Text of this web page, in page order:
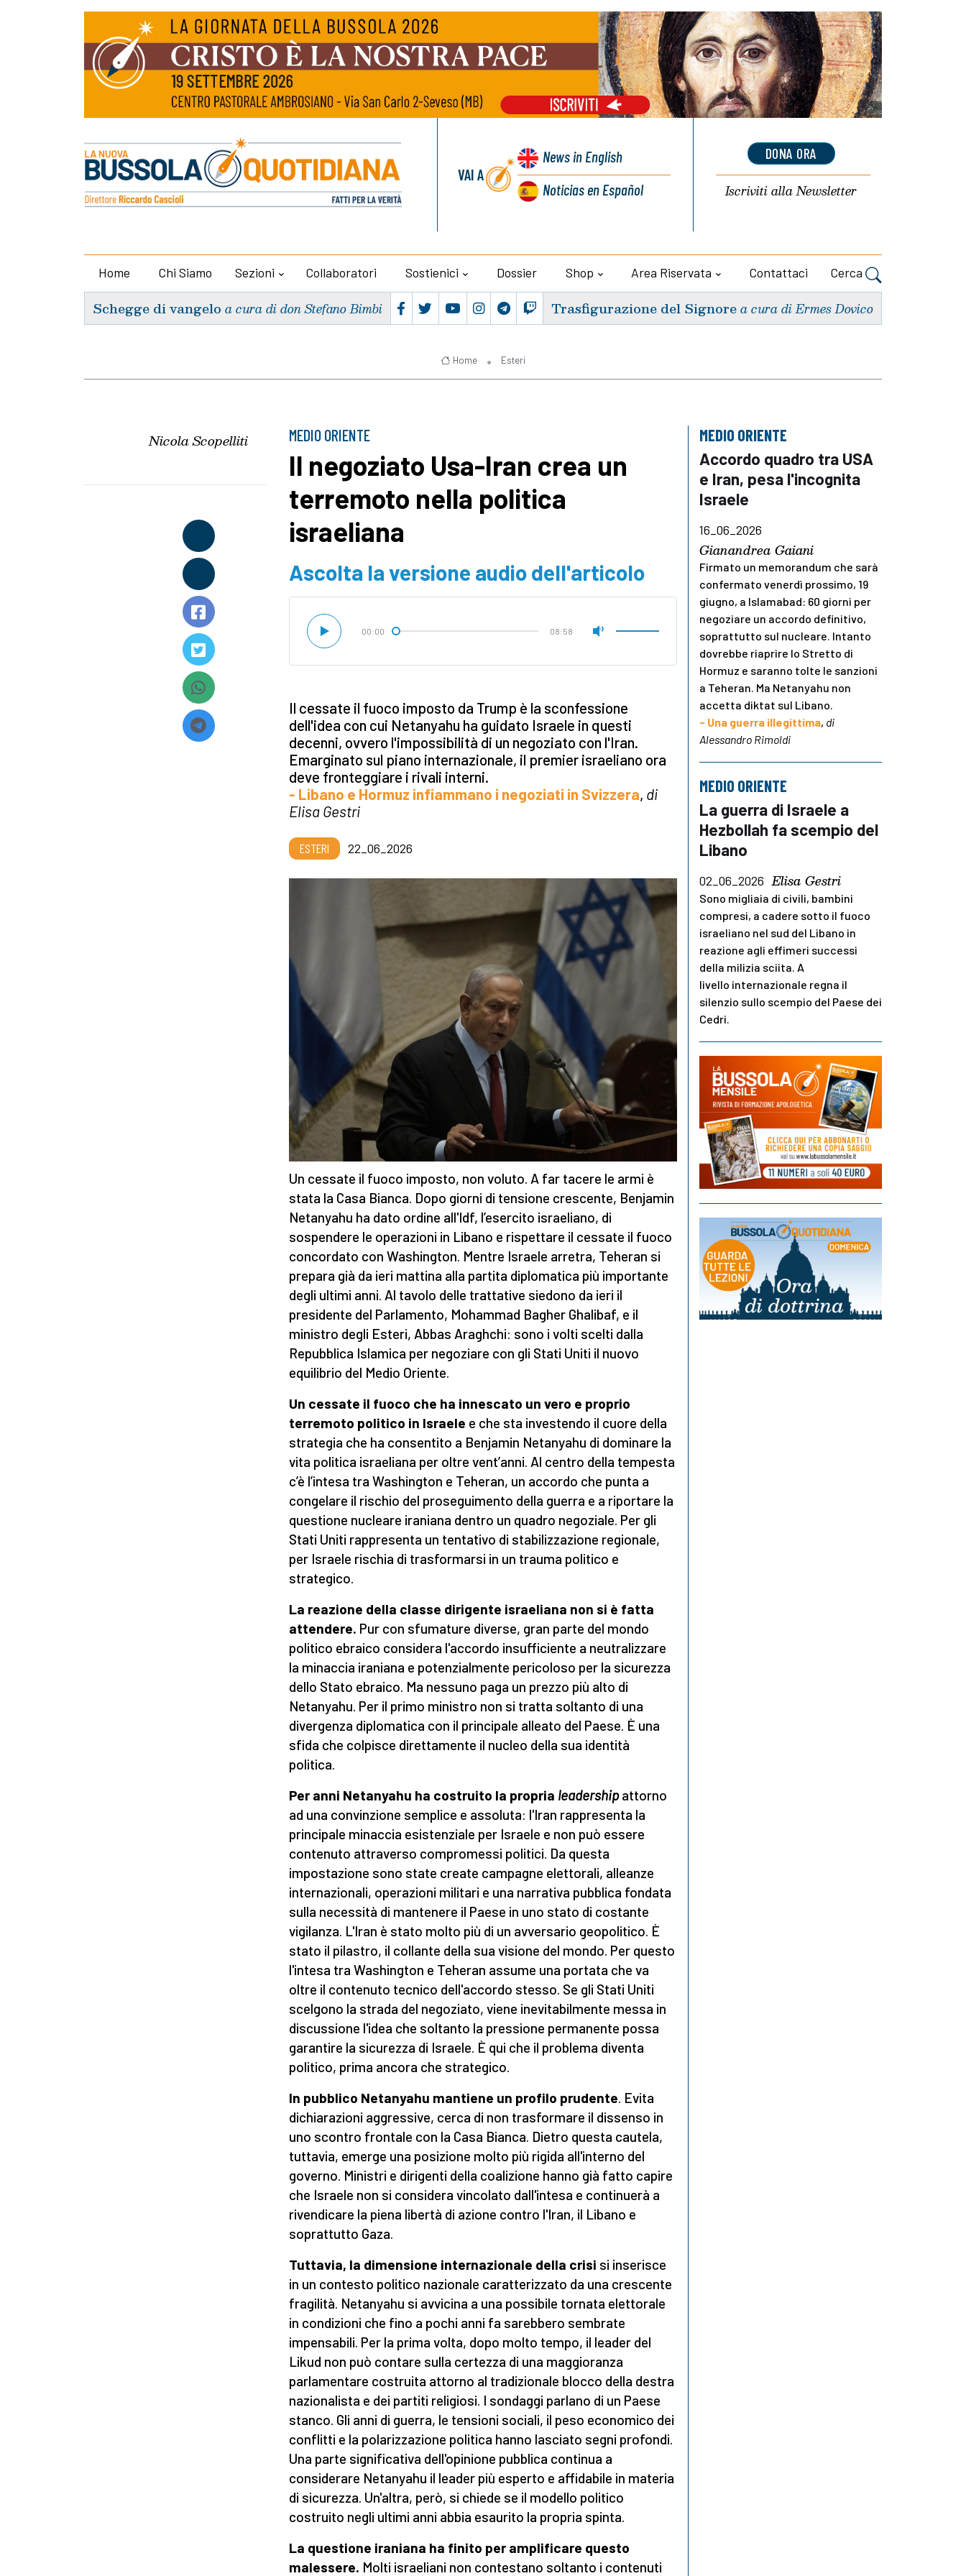
VAI A
Newsin English
Noticiasen Español
DONA ORA
Iscriviti allaNewsletter
Home Chi Siamo Sezioni Collaboratori Sostienici Dossier Shop Area Riservata Contattaci Cerca
Schegge di vangelo a cura di don Stefano Bimbi Trasfigurazione del Signorea cura di Ermes Dovico
Home Esteri
Nicola Scopelliti MEDIO ORIENTE
Il negoziato Usa-Iran crea un
terremoto nella politica
israeliana
Ascolta la versione audio dell'articolo
00:00 08:58
Il cessate il fuoco imposto da Trump è la sconfessione
dell'idea con cui Netanyahu ha guidato Israele in questi
decenni, ovvero l'impossibilità di un negoziato con l'Iran.
Emarginato sul piano internazionale, il premier israeliano ora
deve fronteggiare i rivali interni.
- Libano e Hormuz infiammano i negoziati in Svizzera, di
Elisa Gestri
ESTERI 22_06_2026
Un cessate il fuoco imposto, non voluto. A far tacere le armi è
stata la Casa Bianca. Dopo giorni di tensione crescente, Benjamin
Netanyahu ha dato ordine all'Idf, l’esercito israeliano, di
sospendere le operazioni in Libano e rispettare il cessate il fuoco
concordato con Washington. Mentre Israele arretra, Teheran si
prepara già da ieri mattina alla partita diplomatica più importante
degli ultimi anni. Al tavolo delle trattative siedono da ieri il
presidente del Parlamento, Mohammad Bagher Ghalibaf, e il
ministro degli Esteri, Abbas Araghchi: sono i volti scelti dalla
Repubblica Islamica per negoziare con gli Stati Uniti il nuovo
equilibrio del Medio Oriente.
Un cessate il fuoco che ha innescato un vero e proprio
terremoto politico in Israele e che sta investendo il cuore della
strategia che ha consentito a Benjamin Netanyahu di dominare la
vita politica israeliana per oltre vent’anni. Al centro della tempesta
c’è l’intesa tra Washington e Teheran, un accordo che punta a
congelare il rischio del proseguimento della guerra e a riportare la
questione nucleare iraniana dentro un quadro negoziale. Per gli
Stati Uniti rappresenta un tentativo di stabilizzazione regionale,
per Israele rischia di trasformarsi in un trauma politico e
strategico.
La reazione della classe dirigente israeliana non si è fatta
attendere. Pur con sfumature diverse, gran parte del mondo
politico ebraico considera l'accordo insufficiente a neutralizzare
la minaccia iraniana e potenzialmente pericoloso per la sicurezza
dello Stato ebraico. Ma nessuno paga un prezzo più alto di
Netanyahu. Per il primo ministro non si tratta soltanto di una
divergenza diplomatica con il principale alleato del Paese. È una
sfida che colpisce direttamente il nucleo della sua identità
politica.
Per anni Netanyahu ha costruito la propria leadershipattorno
ad una convinzione semplice e assoluta: l'Iran rappresenta la
principale minaccia esistenziale per Israele e non può essere
contenuto attraverso compromessi politici. Da questa
impostazione sono state create campagne elettorali, alleanze
internazionali, operazioni militari e una narrativa pubblica fondata
sulla necessità di mantenere il Paese in uno stato di costante
vigilanza. L'Iran è stato molto più di un avversario geopolitico. È
stato il pilastro, il collante della sua visione del mondo. Per questo
l'intesa tra Washington e Teheran assume una portata che va
oltre il contenuto tecnico dell'accordo stesso. Se gli Stati Uniti
scelgono la strada del negoziato, viene inevitabilmente messa in
discussione l'idea che soltanto la pressione permanente possa
garantire la sicurezza di Israele. È qui che il problema diventa
politico, prima ancora che strategico.
In pubblico Netanyahu mantiene un profilo prudente. Evita
dichiarazioni aggressive, cerca di non trasformare il dissenso in
uno scontro frontale con la Casa Bianca. Dietro questa cautela,
tuttavia, emerge una posizione molto più rigida all'interno del
governo. Ministri e dirigenti della coalizione hanno già fatto capire
che Israele non si considera vincolato dall'intesa e continuerà a
rivendicare la piena libertà di azione contro l'Iran, il Libano e
soprattutto Gaza.
Tuttavia, la dimensione internazionale della crisi si inserisce
in un contesto politico nazionale caratterizzato da una crescente
fragilità. Netanyahu si avvicina a una possibile tornata elettorale
in condizioni che fino a pochi anni fa sarebbero sembrate
impensabili. Per la prima volta, dopo molto tempo, il leader del
Likud non può contare sulla certezza di una maggioranza
parlamentare costruita attorno al tradizionale blocco della destra
nazionalista e dei partiti religiosi. I sondaggi parlano di un Paese
stanco. Gli anni di guerra, le tensioni sociali, il peso economico dei
conflitti e la polarizzazione politica hanno lasciato segni profondi.
Una parte significativa dell'opinione pubblica continua a
considerare Netanyahu il leader più esperto e affidabile in materia
di sicurezza. Un'altra, però, si chiede se il modello politico
costruito negli ultimi anni abbia esaurito la propria spinta.
La questione iraniana ha finito per amplificare questo
malessere. Molti israeliani non contestano soltanto i contenuti
MEDIO ORIENTE
Accordo quadro tra USA
e Iran, pesa l'incognita
Israele
16_06_2026
Gianandrea Gaiani
Firmato un memorandum che sarà
confermato venerdì prossimo, 19
giugno, a Islamabad: 60 giorni per
negoziare un accordo definitivo,
soprattutto sul nucleare. Intanto
dovrebbe riaprire lo Stretto di
Hormuz e saranno tolte le sanzioni
a Teheran. Ma Netanyahu non
accetta diktat sul Libano.
- Una guerra illegittima, di
Alessandro Rimoldi
MEDIO ORIENTE
La guerra di Israele a
Hezbollah fa scempio del
Libano
02_06_2026 Elisa Gestri
Sono migliaia di civili, bambini
compresi, a cadere sotto il fuoco
israeliano nel sud del Libano in
reazione agli effimeri successi
della milizia sciita. A
livello internazionale regna il
silenzio sullo scempio del Paese dei
Cedri.